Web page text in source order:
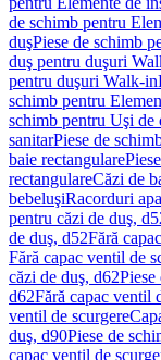
de schimb pentru
duşPiese de schimb
duş pentru duşuri
pentru duşuri Walk-in
schimb pentru
schimb pentru Uşi de
sanitarPiese de
baie rectangulare
rectangulareCăzi de
bebeluşiRacorduri
pentru căzi de duş,
de duş, d52Fără
Fără capac ventil de
căzi de duş, d62
d62Fără capac ventil
ventil de scurgere
duş, d90Piese de
capac ventil de